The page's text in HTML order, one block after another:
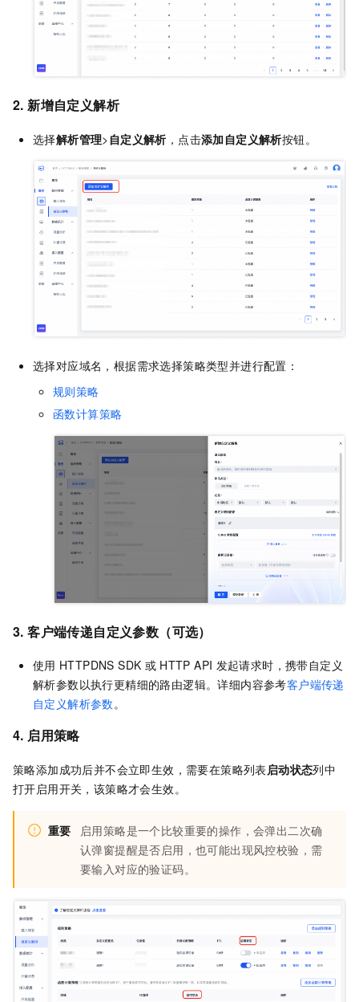
2. 新增自定义解析
选择解析管理> 自定义解析，点击添加自定义解析按钮。
选择对应域名，根据需求选择策略类型并进行配置：
规则策略
函数计算策略
3. 客户端传递自定义参数（可选）
使用 HTTPDNS SDK 或 HTTP API 发起请求时，携带自定义
解析参数以执行更精细的路由逻辑。详细内容参考客户端传递
自定义解析参数。
4. 启用策略
策略添加成功后并不会立即生效，需要在策略列表 启动状态列中
打开启用开关，该策略才会生效。
重要
启用策略是一个比较重要的操作，会弹出二次确
认弹窗提醒是否启用，也可能出现风控校验，需
要输入对应的验证码。